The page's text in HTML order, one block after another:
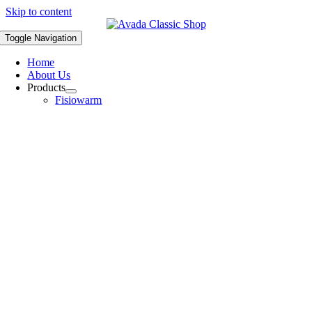
Skip to content
Toggle Navigation
Home
About Us
Products
Fisiowarm